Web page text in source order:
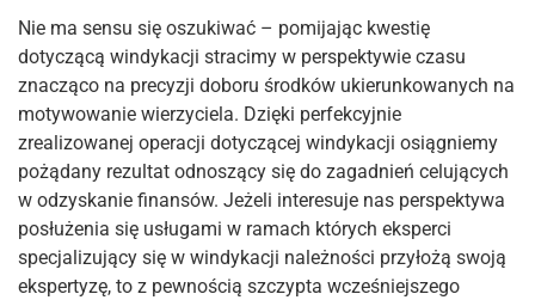
Nie ma sensu się oszukiwać – pomijając kwestię
dotyczącą windykacji stracimy w perspektywie czasu
znacząco na precyzji doboru środków ukierunkowanych na
motywowanie wierzyciela. Dzięki perfekcyjnie
zrealizowanej operacji dotyczącej windykacji osiągniemy
pożądany rezultat odnoszący się do zagadnień celujących
w odzyskanie finansów. Jeżeli interesuje nas perspektywa
posłużenia się usługami w ramach których eksperci
specjalizujący się w windykacji należności przyłożą swoją
ekspertyzę, to z pewnością szczypta wcześniejszego